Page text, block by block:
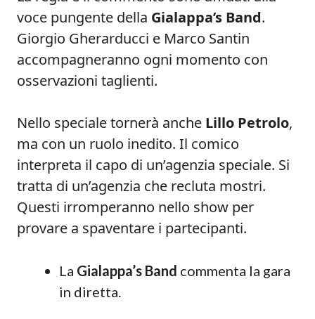
voce pungente della Gialappa’s Band.
Giorgio Gherarducci e Marco Santin
accompagneranno ogni momento con
osservazioni taglienti.
Nello speciale tornerà anche Lillo Petrolo,
ma con un ruolo inedito. Il comico
interpreta il capo di un’agenzia speciale. Si
tratta di un’agenzia che recluta mostri.
Questi irromperanno nello show per
provare a spaventare i partecipanti.
La Gialappa’s Band commenta la gara
in diretta.